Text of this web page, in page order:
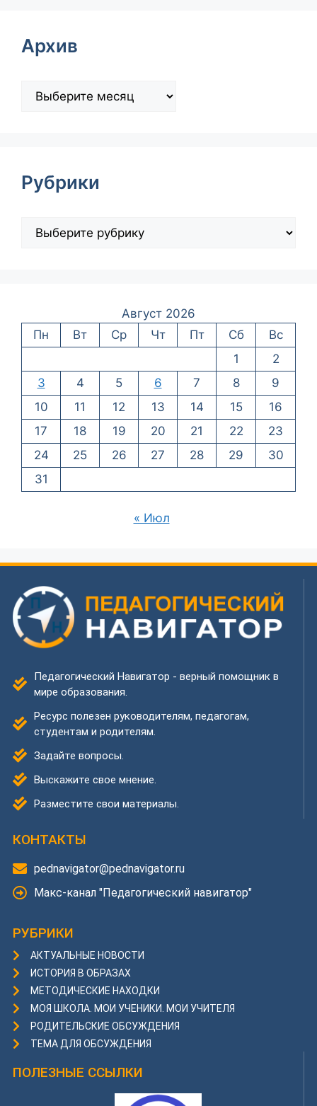
Архив
Рубрики
Август 2026
Пн
Вт Ср Чт Пт Сб
Вс
1
2
3
4 5 6 7 8
9
10
11 12 13 14 15
16
17
18 19 20 21 22
23
24
25 26 27 28 29
30
31
« Июл
Педагогический Навигатор - верный помощник в
мире образования.
Ресурс полезен руководителям, педагогам,
студентам и родителям.
Задайте вопросы.
Выскажите свое мнение.
Разместите свои материалы.
КОНТАКТЫ
pednavigator@pednavigator.ru
Макс-канал "Педагогический навигатор"
РУБРИКИ
АКТУАЛЬНЫЕ НОВОСТИ
ИСТОРИЯ В ОБРАЗАХ
МЕТОДИЧЕСКИЕ НАХОДКИ
МОЯ ШКОЛА. МОИ УЧЕНИКИ. МОИ УЧИТЕЛЯ
РОДИТЕЛЬСКИЕ ОБСУЖДЕНИЯ
ТЕМА ДЛЯ ОБСУЖДЕНИЯ
ПОЛЕЗНЫЕ ССЫЛКИ